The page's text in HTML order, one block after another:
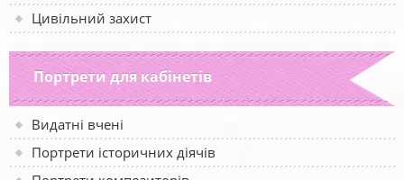
Цивільний захист
Портрети для кабінетів
Видатні вчені
Портрети історичних діячів